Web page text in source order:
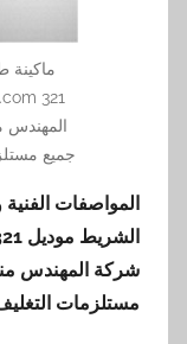
ماكينة
المهندس
جميع
المواصفات
الشريط موديل
شركة المهندس
مستلزمات